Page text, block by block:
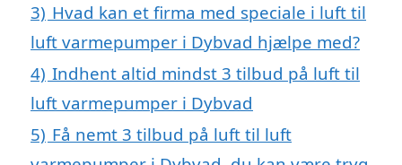
3) Hvad kan et firma med speciale i luft til
luft varmepumper i Dybvad hjælpe med?
4) Indhent altid mindst 3 tilbud på luft til
luft varmepumper i Dybvad
5) Få nemt 3 tilbud på luft til luft